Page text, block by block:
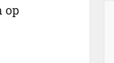
op